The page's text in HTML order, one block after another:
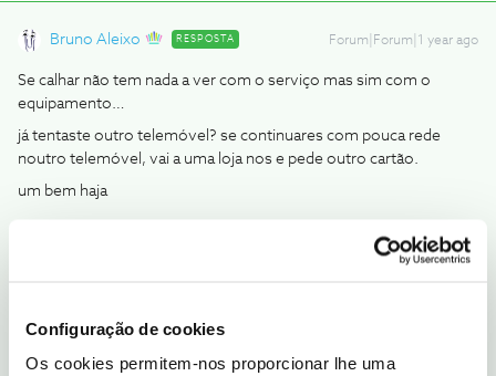
Configuração de cookies
Os cookies permitem-nos proporcionar lhe uma
Bruno Aleixo RESPOSTA Forum|Forum|1 year ago
Se calhar não tem nada a ver com o serviço mas sim com o
equipamento…
já tentaste outro telemóvel? se continuares com pouca rede
noutro telemóvel, vai a uma loja nos e pede outro cartão.
um bem haja